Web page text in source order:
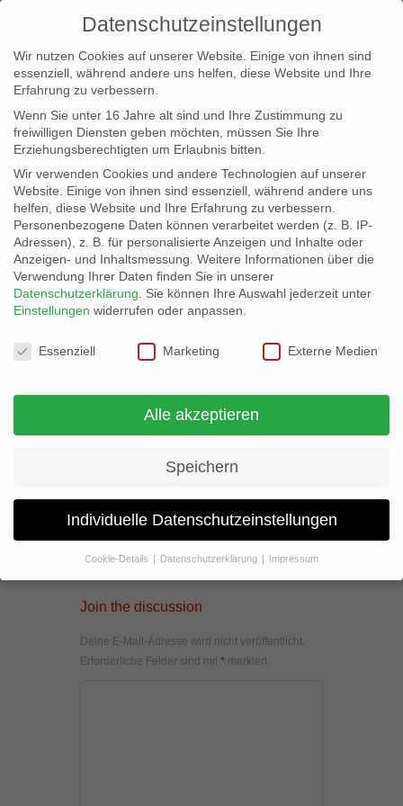
info@erfolgreich-events.de
+4940 46 777 230
Join the discussion
Deine E-Mail-Adresse wird nicht veröffentlicht.
Erforderliche Felder sind mit * markiert
Datenschutzeinstellungen
Wir nutzen Cookies auf unserer Website. Einige von ihnen sind
essenziell, während andere uns helfen, diese Website und Ihre
Erfahrung zu verbessern.
Wenn Sie unter 16 Jahre alt sind und Ihre Zustimmung zu
freiwilligen Diensten geben möchten, müssen Sie Ihre
Erziehungsberechtigten um Erlaubnis bitten.
Wir verwenden Cookies und andere Technologien auf unserer
Website. Einige von ihnen sind essenziell, während andere uns
helfen, diese Website und Ihre Erfahrung zu verbessern.
Personenbezogene Daten können verarbeitet werden (z. B. IP-
Adressen), z. B. für personalisierte Anzeigen und Inhalte oder
Anzeigen- und Inhaltsmessung. Weitere Informationen über die
Verwendung Ihrer Daten finden Sie in unserer
Datenschutzerklärung
Sie können Ihre Auswahl jederzeit unter
Einstellungen widerrufen oder anpassen.
Datenschutzeinstellungen
Essenziell Marketing Externe Medien
Alle akzeptieren
Speichern
Individuelle Datenschutzeinstellungen
Cookie-Details Datenschutzerklärung Impressum
Datenschutzeinstellungen
Wenn Sie unter 16 Jahre alt sind und Ihre Zustimmung zu
Erziehungsberechtigten um Erlaubnis bitten.
Wir verwenden Cookies und andere Technologien auf unserer